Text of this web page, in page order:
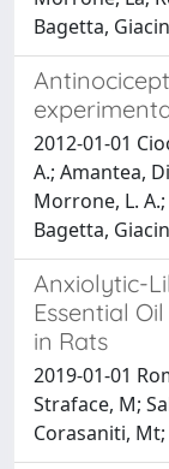
Bagetta,
2012-01-01
A.; Amantea,
Morrone, L.
Bagetta,
Anxiolytic-
Essential
in Rats
2019-01-01
Straface, M;
Corasaniti,